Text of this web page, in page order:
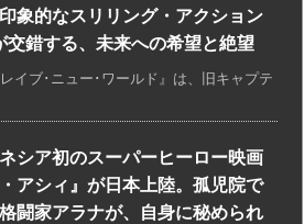
象的なスリリング・アクション
交錯する、未来への希望と絶望
イブ･ニュー･ワールド』は、旧キャプテ
シア初のスーパーヒーロー映画
・アシィ』が日本上陸。孤児院で
闘家アラナが、自身に秘められ